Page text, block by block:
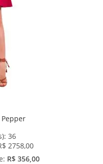
36
2758,00
R$ 356,00